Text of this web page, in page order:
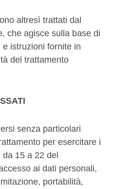
altresì trattati dal
che agisce sulla base di
istruzioni fornite in
del trattamento
senza particolari
per esercitare i
15 a 22 del
ai dati personali,
portabilità,